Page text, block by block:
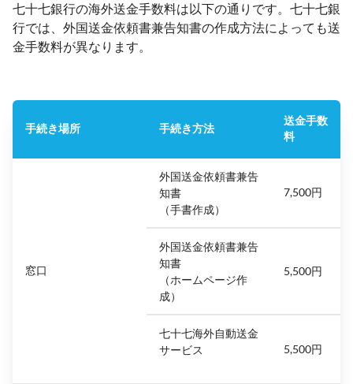
七十七銀行の海外送金手数料は以下の通りです。七十七銀
行では、外国送金依頼書兼告知書の作成方法によっても送
金手数料が異なります。
手続き場所 手続き方法
送金手数
料
窓口
外国送金依頼書兼告
知書
（手書作成）
7,500円
外国送金依頼書兼告
知書
（ホームページ作
成）
5,500円
七十七海外自動送金
サービス
5,500円